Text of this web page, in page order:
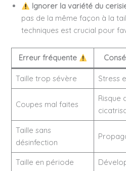
Ignorer la variété du
pas de la même façon à la
techniques est crucial pour
Erreur fréquente
Taille trop sévère Stress
Coupes mal faites
Risque
Taille sans
désinfection
Taille en période